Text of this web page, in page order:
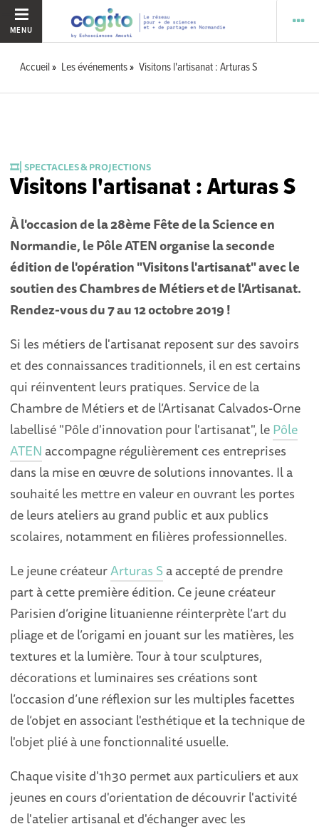
MENU
Accueil Les événements Visitons l'artisanat : Arturas S
🎞️⎜SPECTACLES & PROJECTIONS
Visitons l'artisanat : Arturas S
À l'occasion de la 28ème Fête de la Science en
Normandie, le Pôle ATEN organise la seconde
édition de l'opération "Visitons l'artisanat" avec le
soutien des Chambres de Métiers et de l'Artisanat.
Rendez-vous du 7 au 12 octobre 2019 !
Si les métiers de l'artisanat reposent sur des savoirs
et des connaissances traditionnels, il en est certains
qui réinventent leurs pratiques. Service de la
Chambre de Métiers et de l’Artisanat Calvados-Orne
labellisé "Pôle d'innovation pour l'artisanat", lePôle
ATENaccompagne régulièrement ces entreprises
dans la mise en œuvre de solutions innovantes. Il a
souhaité les mettre en valeur en ouvrant les portes
de leurs ateliers au grand public et aux publics
scolaires, notamment en filières professionnelles.
Le jeune créateurArturas Sa accepté de prendre
part à cette première édition. Ce jeune créateur
Parisien d’origine lituanienne réinterprète l’art du
pliage et de l’origami en jouant sur les matières, les
textures et la lumière. Tour à tour sculptures,
décorations et luminaires ses créations sont
l’occasion d’une réflexion sur les multiples facettes
de l’objet en associant l'esthétique et la technique de
l'objet plié à une fonctionnalité usuelle.
Chaque visite d'1h30 permet aux particuliers et aux
jeunes en cours d'orientation de découvrir l'activité
de l'atelier artisanal et d'échanger avec les